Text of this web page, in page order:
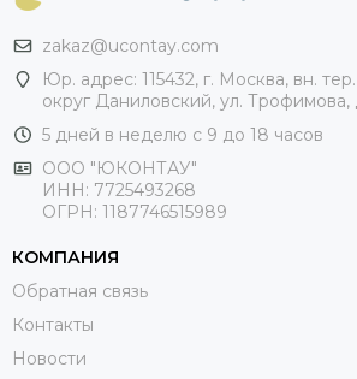
zakaz@ucontay.com
Юр. адрес: 115432, г. Москва, вн.
округ Даниловский, ул. Трофимова,
5 дней в неделю с 9 до 18 часов
ООО "ЮКОНТАУ"
ИНН: 7725493268
ОГРН: 1187746515989
КОМПАНИЯ
Обратная связь
Контакты
Новости